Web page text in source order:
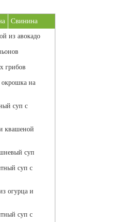
Свинина
из авокадо
грибов
окрошка на
суп с
квашеной
суп
суп с
огурца и
суп с